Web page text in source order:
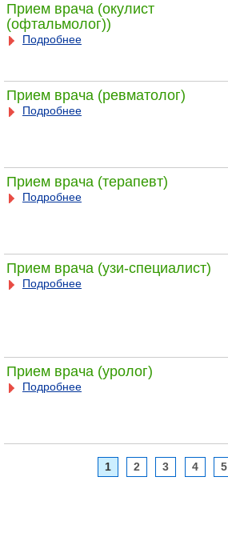
Прием врача (окулист
(офтальмолог))
Подробнее
Прием врача (ревматолог)
Подробнее
Прием врача (терапевт)
Подробнее
Прием врача (узи-специалист)
Подробнее
Прием врача (уролог)
Подробнее
1 2 3 4 5